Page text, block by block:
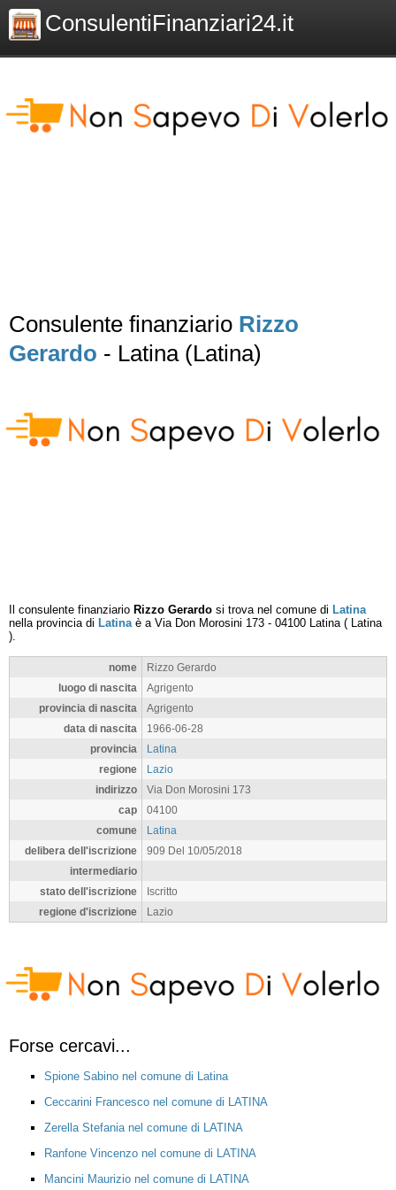
ConsulentiFinanziari24.it
Consulente finanziario Rizzo
Gerardo - Latina (Latina)
Il consulente finanziario Rizzo Gerardo si trova nel comune di Latina
nella provincia di Latinaè a Via Don Morosini 173 - 04100 Latina( Latina
).
nome
Rizzo Gerardo
luogo di nascita
Agrigento
provincia di nascita
Agrigento
data di nascita
1966-06-28
provincia
Latina
regione
Lazio
indirizzo
Via Don Morosini 173
cap
04100
comune
Latina
delibera dell'iscrizione
909 Del 10/05/2018
intermediario
stato dell'iscrizione
Iscritto
regione d'iscrizione
Lazio
Forse cercavi...
Spione Sabino nel comune di Latina
Ceccarini Francesco nel comune di LATINA
Zerella Stefania nel comune di LATINA
Ranfone Vincenzo nel comune di LATINA
Mancini Maurizio nel comune di LATINA